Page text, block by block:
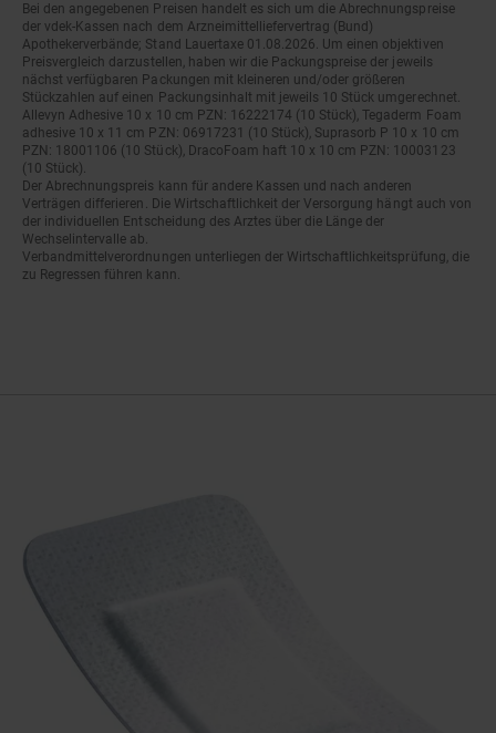
Bei den angegebenen Preisen handelt es sich um die Abrechnungspreise
der vdek-Kassen nach dem Arzneimittelliefervertrag (Bund)
Apothekerverbände; Stand Lauertaxe 01.08.2026. Um einen objektiven
Preisvergleich darzustellen, haben wir die Packungspreise der jeweils
nächst verfügbaren Packungen mit kleineren und/oder größeren
Stückzahlen auf einen Packungsinhalt mit jeweils 10 Stück umgerechnet.
Allevyn Adhesive 10 x 10 cm PZN: 16222174 (10 Stück), Tegaderm Foam
adhesive 10 x 11 cm PZN: 06917231 (10 Stück), Suprasorb P 10 x 10 cm
PZN: 18001106 (10 Stück), DracoFoam haft 10 x 10 cm PZN: 10003123
(10 Stück).
Der Abrechnungspreis kann für andere Kassen und nach anderen
Verträgen differieren. Die Wirtschaftlichkeit der Versorgung hängt auch von
der individuellen Entscheidung des Arztes über die Länge der
Wechselintervalle ab.
Verbandmittelverordnungen unterliegen der Wirtschaftlichkeitsprüfung, die
zu Regressen führen kann.